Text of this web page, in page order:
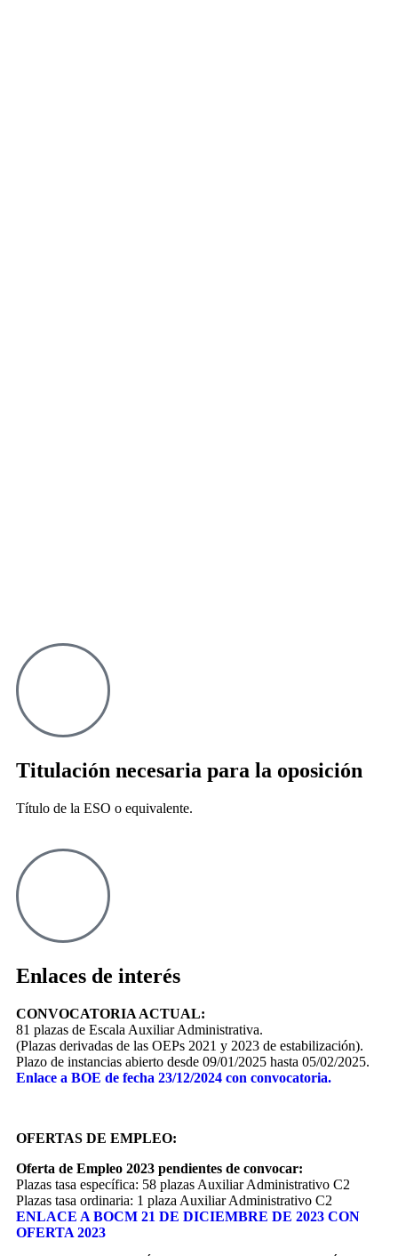
Titulación necesaria para la oposición
Título de la ESO o equivalente.
Enlaces de interés
CONVOCATORIA ACTUAL:
81 plazas de Escala Auxiliar Administrativa.
(Plazas derivadas de las OEPs 2021 y 2023 de estabilización).
Plazo de instancias abierto desde 09/01/2025 hasta 05/02/2025.
Enlace a BOE de fecha 23/12/2024 con convocatoria.
OFERTAS DE EMPLEO:
Oferta de Empleo 2023 pendientes de convocar:
Plazas tasa específica: 58 plazas Auxiliar Administrativo C2
Plazas tasa ordinaria: 1 plaza Auxiliar Administrativo C2
ENLACE A BOCM 21 DE DICIEMBRE DE 2023 CON
OFERTA 2023